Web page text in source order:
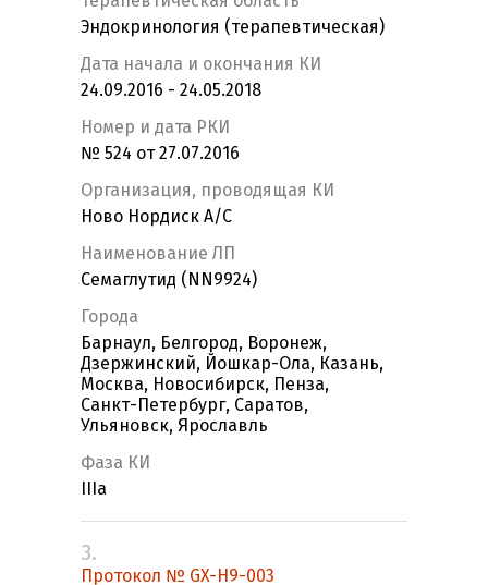
Эндокринология (терапевтическая)
Дата начала и окончания КИ
24.09.2016 - 24.05.2018
Номер и дата РКИ
№ 524 от 27.07.2016
Организация, проводящая КИ
Ново Нордиск А/С
Наименование ЛП
Семаглутид (NN9924)
Города
Барнаул, Белгород, Воронеж,
Дзержинский, Йошкар-Ола, Казань,
Москва, Новосибирск, Пенза,
Санкт-Петербург, Саратов,
Ульяновск, Ярославль
Фаза КИ
IIIa
3.
Протокол № GX-H9-003